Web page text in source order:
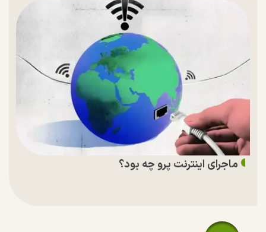
ماجرای اینترنت پرو چه بود؟